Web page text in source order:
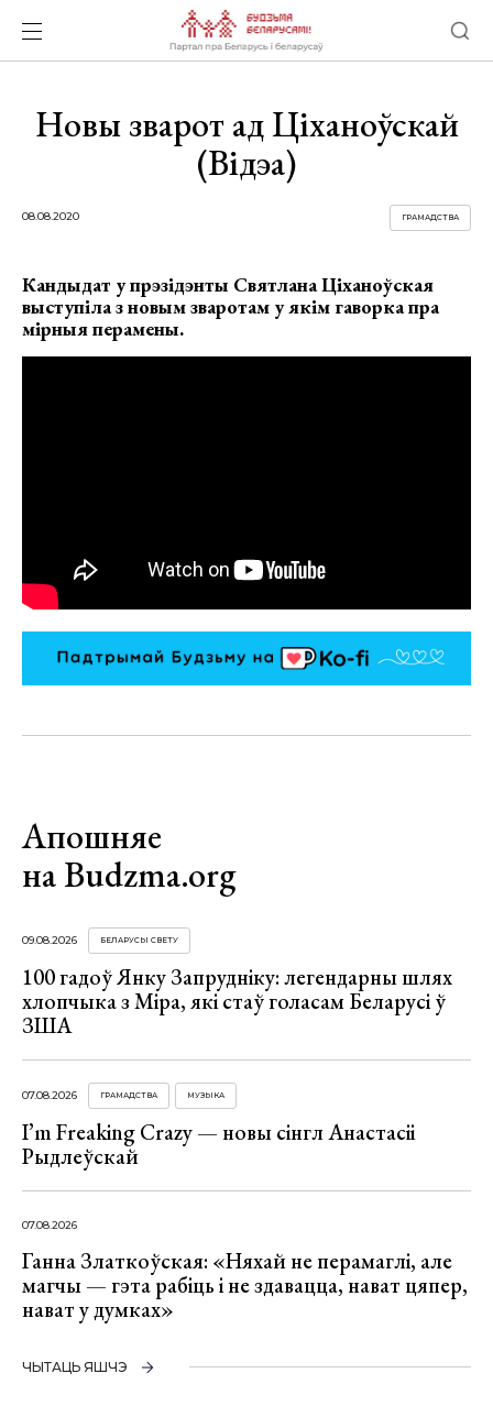
Новы зварот ад Ціханоўскай
(Відэа)
08.08.2020 ГРАМАДСТВА
Кандыдат у прэзідэнты Святлана Ціханоўская
выступіла з новым зваротам у якім гаворка пра
мірныя перамены.
Апошняе
на Budzma.org
09.08.2026 БЕЛАРУСЫ СВЕТУ
100 гадоў Янку Запрудніку: легендарны шлях
хлопчыка з Міра, які стаў голасам Беларусі ў
ЗША
07.08.2026 ГРАМАДСТВА МУЗЫКА
I’m Freaking Crazy — новы сінгл Анастасіі
Рыдлеўскай
07.08.2026
Ганна Златкоўская: «Няхай не перамаглі, але
магчы — гэта рабіць і не здавацца, нават цяпер,
нават у думках»
ЧЫТАЦЬ ЯШЧЭ